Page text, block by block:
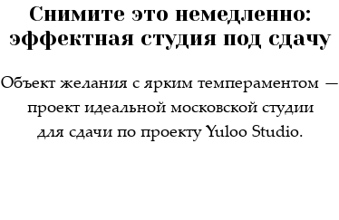
Снимите это немедленно:
эффектная студия под сдачу
Объект желания с ярким темпераментом —
проект идеальной московской студии
для сдачи по проекту Yuloo Studio.